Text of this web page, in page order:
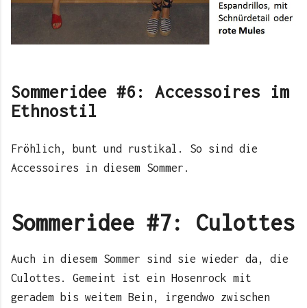
Sommeridee #6: Accessoires im
Ethnostil
Fröhlich, bunt und rustikal. So sind die
Accessoires in diesem Sommer.
Sommeridee #7: Culottes
Auch in diesem Sommer sind sie wieder da, die
Culottes. Gemeint ist ein Hosenrock mit
geradem bis weitem Bein, irgendwo zwischen